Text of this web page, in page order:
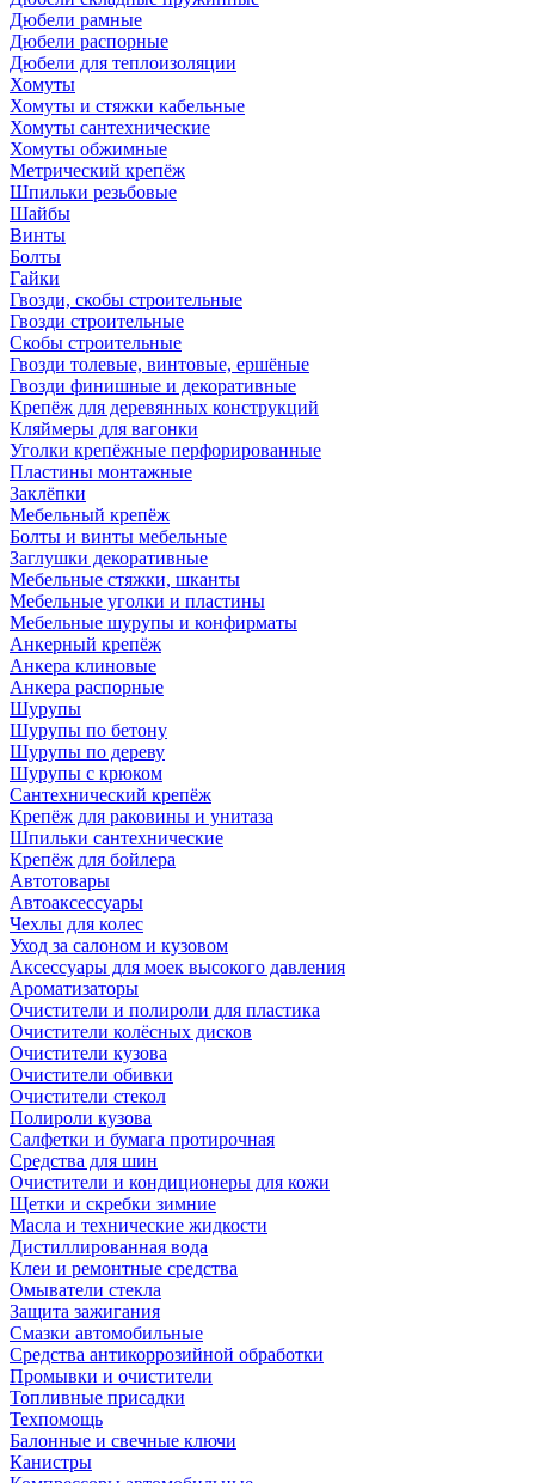
Дюбели рамные
Дюбели распорные
Дюбели для теплоизоляции
Хомуты
Хомуты и стяжки кабельные
Хомуты сантехнические
Хомуты обжимные
Метрический крепёж
Шпильки резьбовые
Шайбы
Винты
Болты
Гайки
Гвозди, скобы строительные
Гвозди строительные
Скобы строительные
Гвозди толевые, винтовые, ершёные
Гвозди финишные и декоративные
Крепёж для деревянных конструкций
Кляймеры для вагонки
Уголки крепёжные перфорированные
Пластины монтажные
Заклёпки
Мебельный крепёж
Болты и винты мебельные
Заглушки декоративные
Мебельные стяжки, шканты
Мебельные уголки и пластины
Мебельные шурупы и конфирматы
Анкерный крепёж
Анкера клиновые
Анкера распорные
Шурупы
Шурупы по бетону
Шурупы по дереву
Шурупы с крюком
Сантехнический крепёж
Крепёж для раковины и унитаза
Шпильки сантехнические
Крепёж для бойлера
Автотовары
Автоаксессуары
Чехлы для колес
Уход за салоном и кузовом
Аксессуары для моек высокого давления
Ароматизаторы
Очистители и полироли для пластика
Очистители колёсных дисков
Очистители кузова
Очистители обивки
Очистители стекол
Полироли кузова
Салфетки и бумага протирочная
Средства для шин
Очистители и кондиционеры для кожи
Щетки и скребки зимние
Масла и технические жидкости
Дистиллированная вода
Клеи и ремонтные средства
Омыватели стекла
Защита зажигания
Смазки автомобильные
Средства антикоррозийной обработки
Промывки и очистители
Топливные присадки
Техпомощь
Балонные и свечные ключи
Канистры